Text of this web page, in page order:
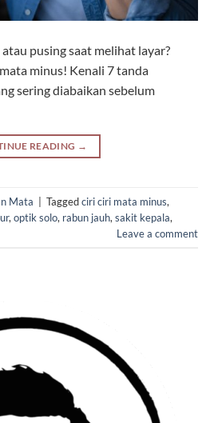
pusing saat melihat layar?
minus! Kenali 7 tanda
sering diabaikan sebelum
READING →
Mata Taggedciri ciri mata minus,
, optik solo, rabun jauh, sakit kepala,
Leave a comment